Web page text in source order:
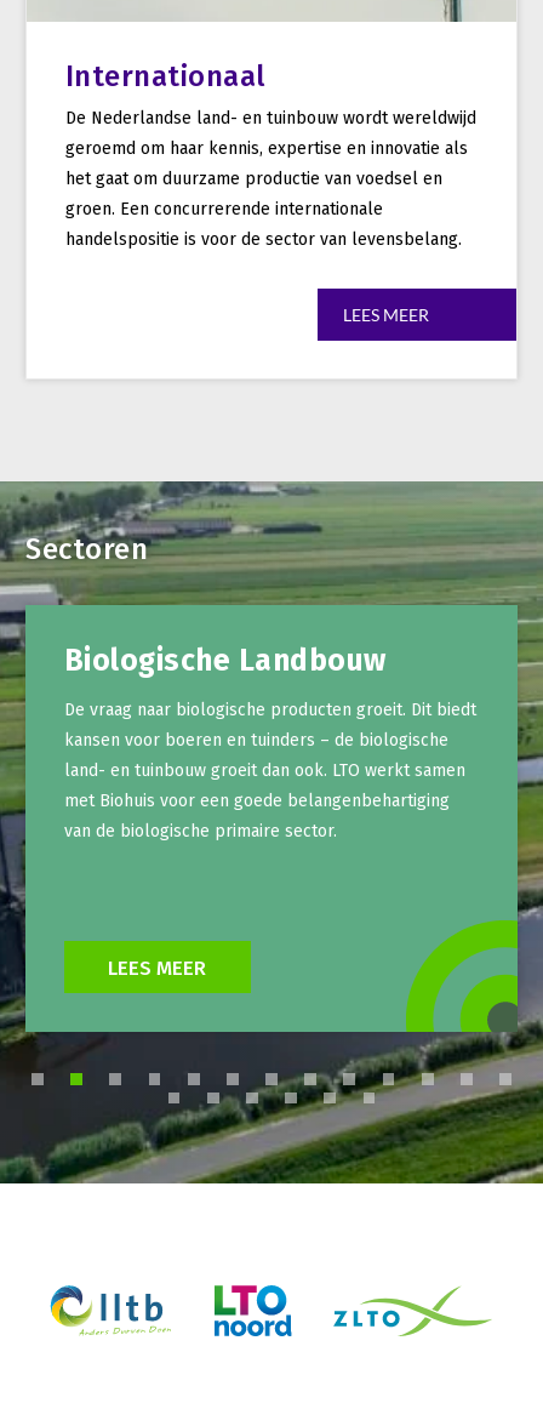
Internationaal
De Nederlandse land- en tuinbouw wordt wereldwijd
geroemd om haar kennis, expertise en innovatie als
het gaat om duurzame productie van voedsel en
groen. Een concurrerende internationale
handelspositie is voor de sector van levensbelang.
LEES MEER
Sectoren
Biologische Landbouw
De vraag naar biologische producten groeit. Dit biedt
kansen voor boeren en tuinders – de biologische
land- en tuinbouw groeit dan ook. LTO werkt samen
met Biohuis voor een goede belangenbehartiging
van de biologische primaire sector.
LEES MEER